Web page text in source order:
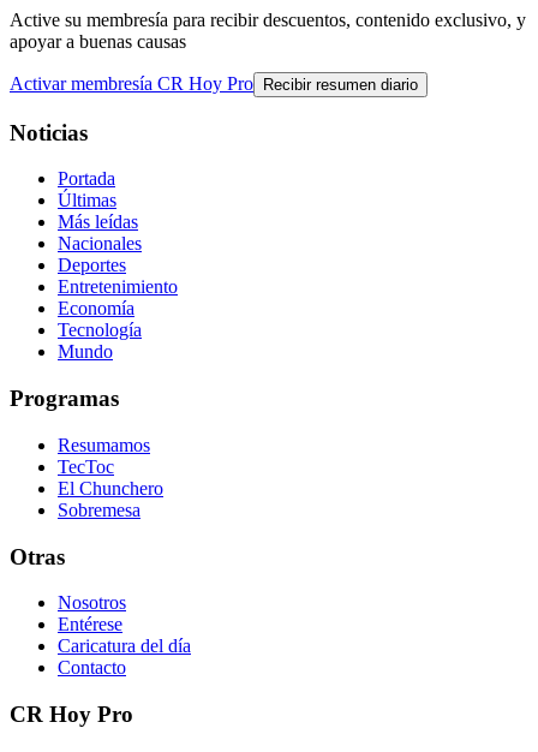
Active su membresía para recibir descuentos, contenido exclusivo, y
apoyar a buenas causas
Activar membresía CR Hoy Pro Recibir resumen diario
Noticias
Portada
Últimas
Más leídas
Nacionales
Deportes
Entretenimiento
Economía
Tecnología
Mundo
Programas
Resumamos
TecToc
El Chunchero
Sobremesa
Otras
Nosotros
Entérese
Caricatura del día
Contacto
CR Hoy Pro